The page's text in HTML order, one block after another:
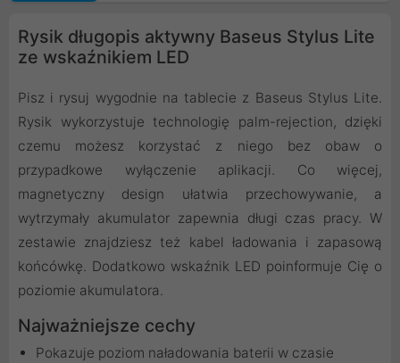
Rysik długopis aktywny Baseus Stylus Lite
ze wskaźnikiem LED
Pisz i rysuj wygodnie na tablecie z Baseus Stylus Lite.
Rysik wykorzystuje technologię palm-rejection, dzięki
czemu możesz korzystać z niego bez obaw o
przypadkowe wyłączenie aplikacji. Co więcej,
magnetyczny design ułatwia przechowywanie, a
wytrzymały akumulator zapewnia długi czas pracy. W
zestawie znajdziesz też kabel ładowania i zapasową
końcówkę. Dodatkowo wskaźnik LED poinformuje Cię o
poziomie akumulatora.
Najważniejsze cechy
Pokazuje poziom naładowania baterii w czasie